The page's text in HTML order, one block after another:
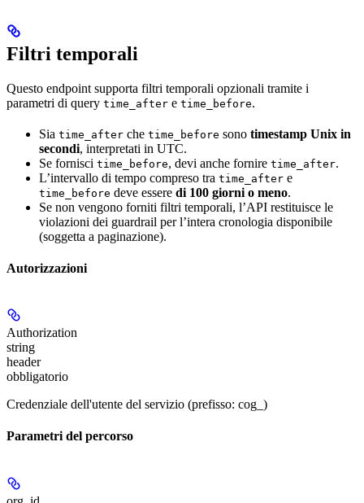
Filtri temporali
Questo endpoint supporta filtri temporali opzionali tramite i
parametri di query time_after e time_before.
Sia time_after che time_before sono timestamp Unix in
secondi, interpretati in UTC.
Se fornisci time_before, devi anche fornire time_after.
L’intervallo di tempo compreso tra time_after e
time_before deve essere di 100 giorni o meno.
Se non vengono forniti filtri temporali, l’API restituisce le
violazioni dei guardrail per l’intera cronologia disponibile
(soggetta a paginazione).
Autorizzazioni
Authorization
string
header
obbligatorio
Credenziale dell'utente del servizio (prefisso: cog_)
Parametri del percorso